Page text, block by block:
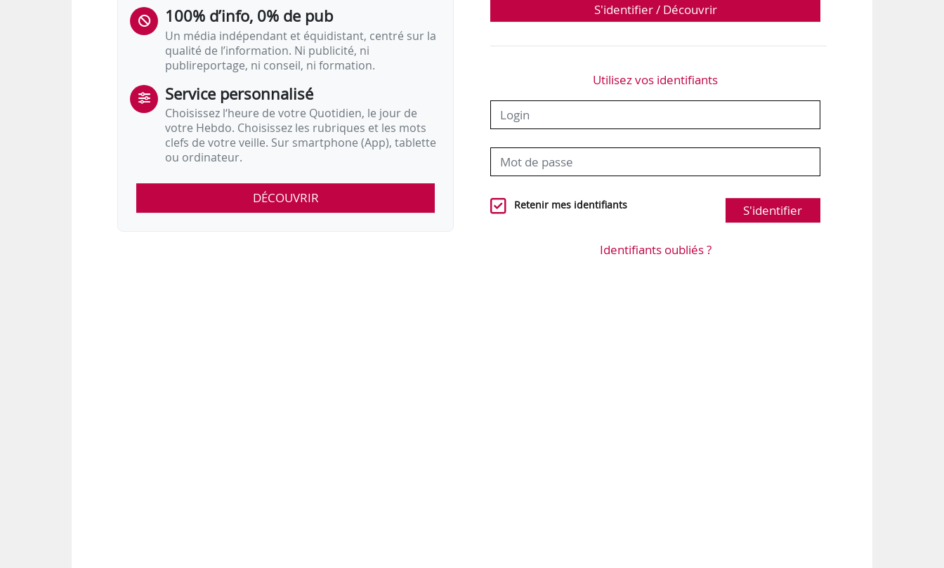
100% d’info, 0% de pub
Un média indépendant et équidistant, centré sur la
qualité de l’information. Ni publicité, ni
publireportage, ni conseil, ni formation.
Service personnalisé
Choisissez l‘heure de votre Quotidien, le jour de
votre Hebdo. Choisissez les rubriques et les mots
clefs de votre veille. Sur smartphone (App), tablette
ou ordinateur.
DÉCOUVRIR
S'identifier / Découvrir
Utilisez vos identifiants
Retenir mes identifiants S'identifier
Identifiants oubliés ?